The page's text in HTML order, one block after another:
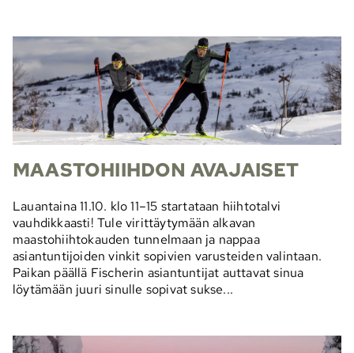
MAASTOHIIHDON AVAJAISET
Lauantaina 11.10. klo 11–15 startataan hiihtotalvi
vauhdikkaasti! Tule virittäytymään alkavan
maastohiihtokauden tunnelmaan ja nappaa
asiantuntijoiden vinkit sopivien varusteiden valintaan.
Paikan päällä Fischerin asiantuntijat auttavat sinua
löytämään juuri sinulle sopivat sukse...